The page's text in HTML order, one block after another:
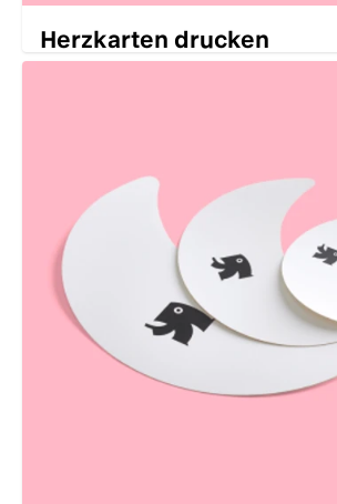
Herzkarten drucken